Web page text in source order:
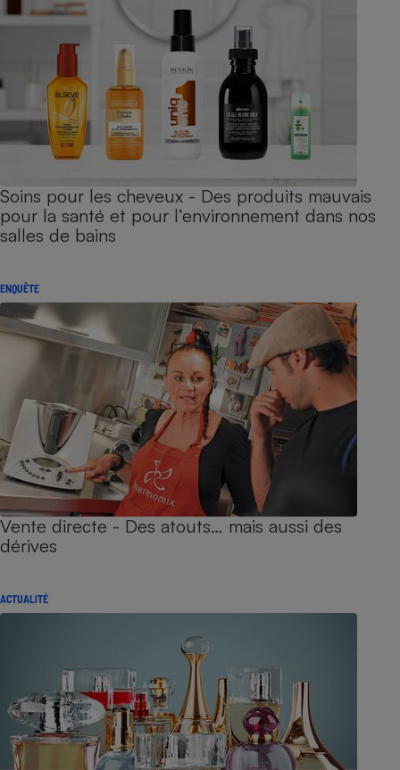
Soins pour les cheveux - Des produits mauvais
pour la santé et pour l’environnement dans nos
salles de bains
ENQUÊTE
Vente directe - Des atouts… mais aussi des
dérives
ACTUALITÉ